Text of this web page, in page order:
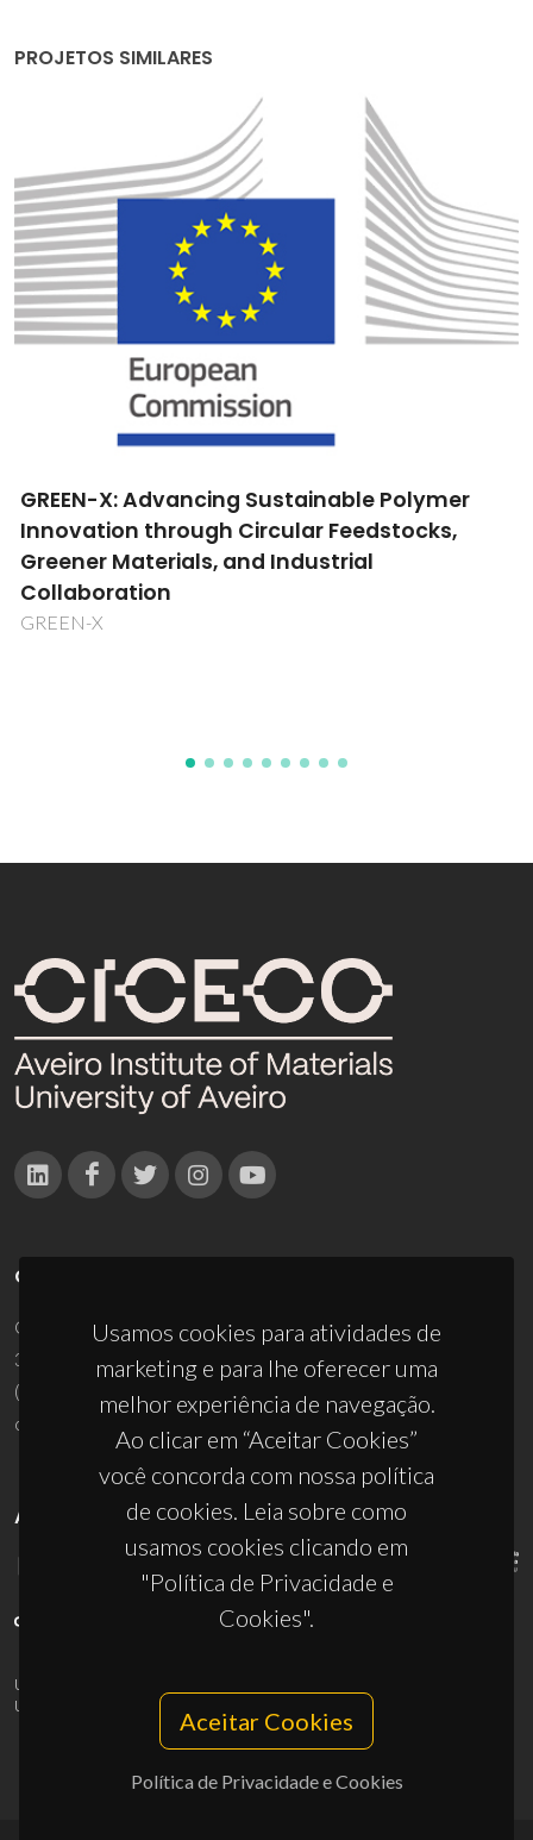
PROJETOS SIMILARES
Avaliação de desempenhe dos
componentes de cartão em embalagens
CARTIG
Usamos cookies para atividades de
marketing e para lhe oferecer uma
melhor experiência de navegação.
Ao clicar em “Aceitar Cookies”
você concorda com nossa política
de cookies. Leia sobre como
usamos cookies clicando em
"Política de Privacidade e
Cookies".
Aceitar Cookies
Política de Privacidade e Cookies
CONTACTOS
Campus Universitário de Santiago
3810-193 Aveiro - Portugal
(+351) 234 370 200
ciceco@ua.pt
APOIOS
UID/PRR/50011/2025
UID/PRR2/50011/2025
10.54499/UID/PRR2/50011/2025